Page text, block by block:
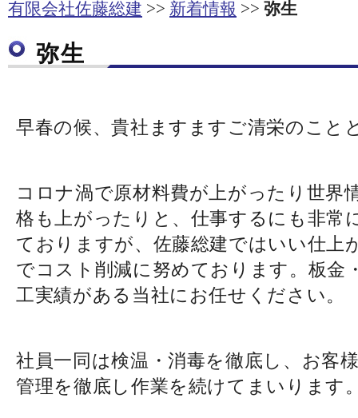
有限会社佐藤総建 新着情報 弥生
弥生
早春の候、貴社ますますご清栄のこと
コロナ渦で原材料費が上がったり世界
格も上がったりと、仕事するにも非常
ておりますが、佐藤総建ではいい仕上
でコスト削減に努めております。板金
工実績がある当社にお任せください。
社員一同は検温・消毒を徹底し、お客
管理を徹底し作業を続けてまいります